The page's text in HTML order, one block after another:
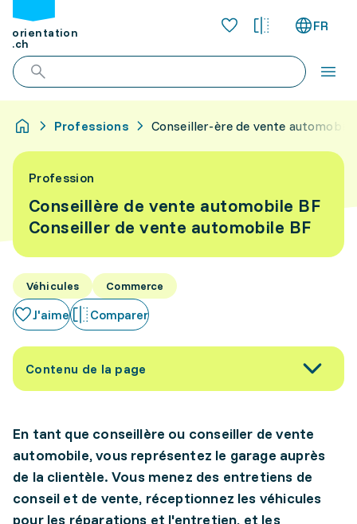
orientation
.ch
FR
Professions Conseiller-ère de vente automobile
Profession
Conseillère de vente automobile BF
Conseiller de vente automobile BF
Véhicules Commerce
J'aime Comparer
Contenu de la page
En tant que conseillère ou conseiller de vente
automobile, vous représentez le garage auprès
de la clientèle. Vous menez des entretiens de
conseil et de vente, réceptionnez les véhicules
pour les réparations et l'entretien, et les